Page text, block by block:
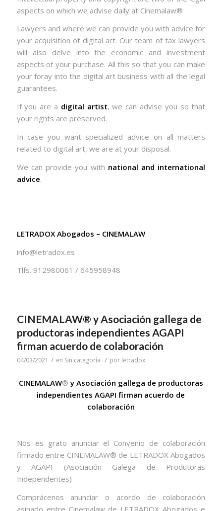
aspects on which we advise daily at Cinemalaw®
Lawyers and where we can provide you with advice for
your acquisition of digital art. Our team of tax lawyers
will also delve into the economic and investment
aspects of your purchase. All this so that you can make
your foray into the digital art business with all the legal
guarantees.
If you are a digital artist, we can advise you so that
your rights are preserved.
In case you want specialized advice on all matters
related to digital art, we are at your disposal.
We can provide you with national and international
advice.
LETRADOX Abogados – CINEMALAW
info@letradox.es
Tlfs. 912980061 / 645958948
CINEMALAW® y Asociación gallega de
productoras independientes AGAPI
firman acuerdo de colaboración
04/03/2021 / en Sin categoría / por letradox
CINEMALAW®y Asociación gallega de productoras
independientes AGAPI firman acuerdo de
colaboración
Nos es grato anunciar el Convenio de colaboración
firmado entre CINEMALAW®️ de LETRADOX Abogados
y AGAPI (Asociación Galega de Produtoras
Independentes)
Comprácenos anunciar o acordo de colaboración
asinado entre Cinemalaw de LETRADOX Abogados e